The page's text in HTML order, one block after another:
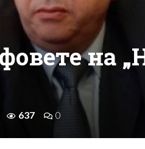
на
637 0